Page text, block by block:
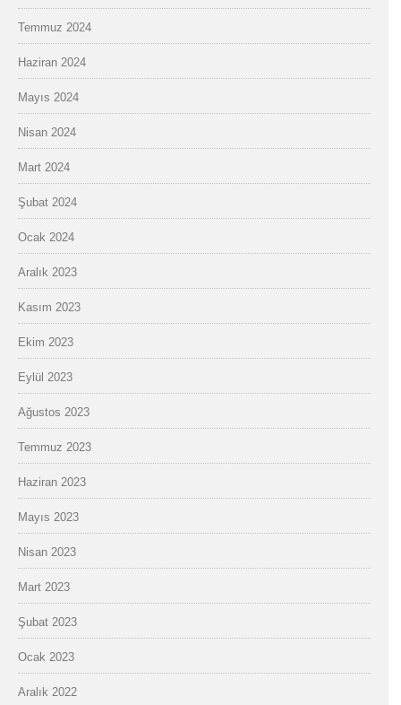
Temmuz 2024
Haziran 2024
Mayıs 2024
Nisan 2024
Mart 2024
Şubat 2024
Ocak 2024
Aralık 2023
Kasım 2023
Ekim 2023
Eylül 2023
Ağustos 2023
Temmuz 2023
Haziran 2023
Mayıs 2023
Nisan 2023
Mart 2023
Şubat 2023
Ocak 2023
Aralık 2022